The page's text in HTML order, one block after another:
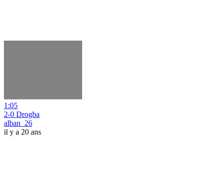
1:05
2-0 Drogba
alban_26
il y a 20 ans